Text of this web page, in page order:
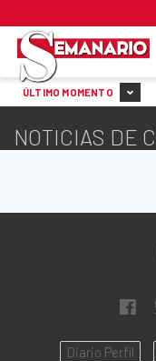
ÚLTIMO MOMENTO
NOTICIAS DE
Diario Perfil